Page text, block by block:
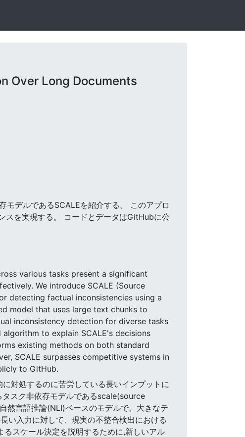
Over Long Documents
デルであるSCALEを紹介する。 このアプロ
スを実現する。 コードとデータはGitHubに公
various tasks present a significant
We introduce SCALE (Source
detecting factual inconsistencies using a
model that uses large text chunks to
inconsistency detection for diverse tasks
to explain SCALE's decisions
existing methods on both standard
SCALE surpasses competitive systems in
to GitHub.
対処するのに苦労している長いインプットに
スク非依存モデルであるscale(source
言語推論(NLI)ベースのモデルで、大きなテ
い入力に対して、現実の不整合検出における
スケール決定を説明するために,新しいアル